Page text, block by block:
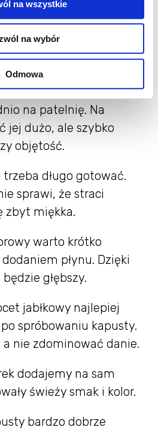
na wszystkie
na wybór
Odmowa
z wysokim
cały bigos
podsmaż kiełbasę,
czosnek, przyprawy i
dodaj poszatkowaną
na patelnię. Na
jej dużo, ale szybko
objętość.
trzeba długo gotować.
sprawi, że straci
zbyt miękka.
warto krótko
płynu. Dzięki
głębszy.
jabłkowy najlepiej
spróbowaniu kapusty.
nie zdominować danie.
dodajemy na sam
świeży smak i kolor.
bardzo dobrze